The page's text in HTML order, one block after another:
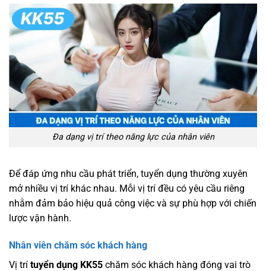
Đa dạng vị trí theo năng lực của nhân viên
Để đáp ứng nhu cầu phát triển, tuyển dụng thường xuyên
mở nhiều vị trí khác nhau. Mỗi vị trí đều có yêu cầu riêng
nhằm đảm bảo hiệu quả công việc và sự phù hợp với chiến
lược vận hành.
Nhân viên chăm sóc khách hàng
Vị trí tuyển dụng KK55 chăm sóc khách hàng đóng vai trò